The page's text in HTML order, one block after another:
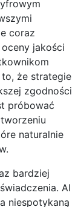
coraz
jakości
że strategie
zgodności
próbować
naturalnie
bardziej
AI
niespotykaną